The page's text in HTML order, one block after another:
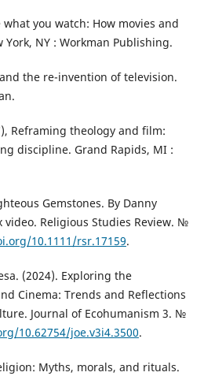
what you watch: How movies and
NY : Workman Publishing.
the re-invention of television.
Reframing theology and film:
discipline. Grand Rapids, MI :
Gemstones. By Danny
video. Religious Studies Review. №
10.1111/rsr.17159.
(2024). Exploring the
Cinema: Trends and Reflections
Journal of Ecohumanism 3. №
10.62754/joe.v3i4.3500.
Myths, morals, and rituals.